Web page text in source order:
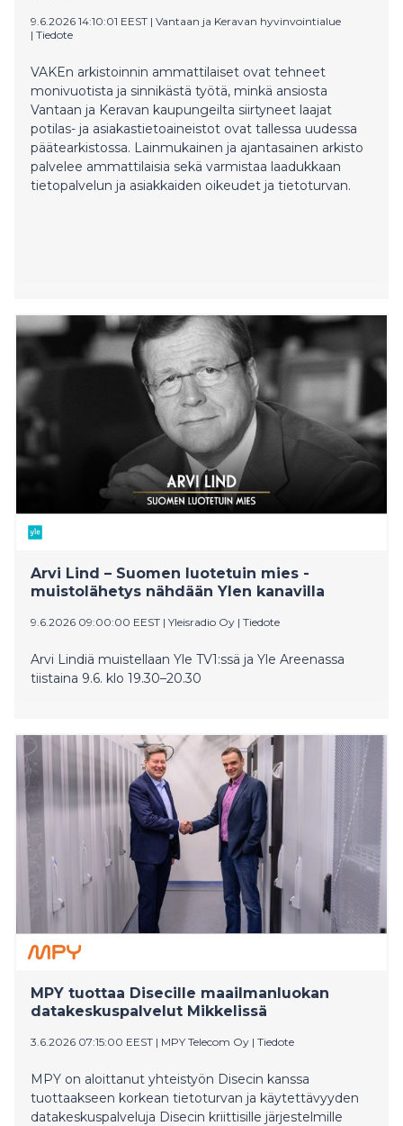
9.6.2026 14:10:01 EEST | Vantaan ja Keravan hyvinvointialue
| Tiedote
VAKEn arkistoinnin ammattilaiset ovat tehneet
monivuotista ja sinnikästä työtä, minkä ansiosta
Vantaan ja Keravan kaupungeilta siirtyneet laajat
potilas- ja asiakastietoaineistot ovat tallessa uudessa
päätearkistossa. Lainmukainen ja ajantasainen arkisto
palvelee ammattilaisia sekä varmistaa laadukkaan
tietopalvelun ja asiakkaiden oikeudet ja tietoturvan.
Arvi Lind – Suomen luotetuin mies -
muistolähetys nähdään Ylen kanavilla
9.6.2026 09:00:00 EEST | Yleisradio Oy | Tiedote
Arvi Lindiä muistellaan Yle TV1:ssä ja Yle Areenassa
tiistaina 9.6. klo 19.30–20.30
MPY tuottaa Disecille maailmanluokan
datakeskuspalvelut Mikkelissä
3.6.2026 07:15:00 EEST | MPY Telecom Oy | Tiedote
MPY on aloittanut yhteistyön Disecin kanssa
tuottaakseen korkean tietoturvan ja käytettävyyden
datakeskuspalveluja Disecin kriittisille järjestelmille